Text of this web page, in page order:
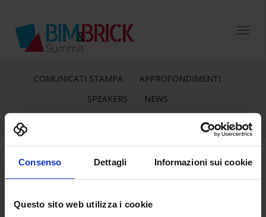
Consenso Dettagli Informazioni sui cookie
Questo sito web utilizza i cookie
COMUNICATI STAMPA
APPROFONDIMENTI
SPEAKERS
NEWS